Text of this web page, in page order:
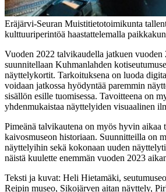
Eräjärvi-Seuran Muistitietotoimikunta
kulttuuriperintöä haastattelemalla
Vuoden 2022 talvikaudella jatkuen vuoden
suunnitellaan Kuhmanlahden
näyttelykortit. Tarkoituksena on luoda
voidaan jatkossa hyödyntää paremmin
sisällön esille tuomisessa. Tavoitteena on
yhdenmukaistaa näyttelyiden visuaalinen
Pimeänä talvikautena on myös hyvin aikaa
kaivosmuseon historiaan. Suunnitteilla on
näyttelyihin sekä kokonaan uuden
näistä kuulette enemmän vuoden 2023
Teksti ja kuvat: Heli Hietamäki,
Reipin museo, Sikojärven aitan näyttely,